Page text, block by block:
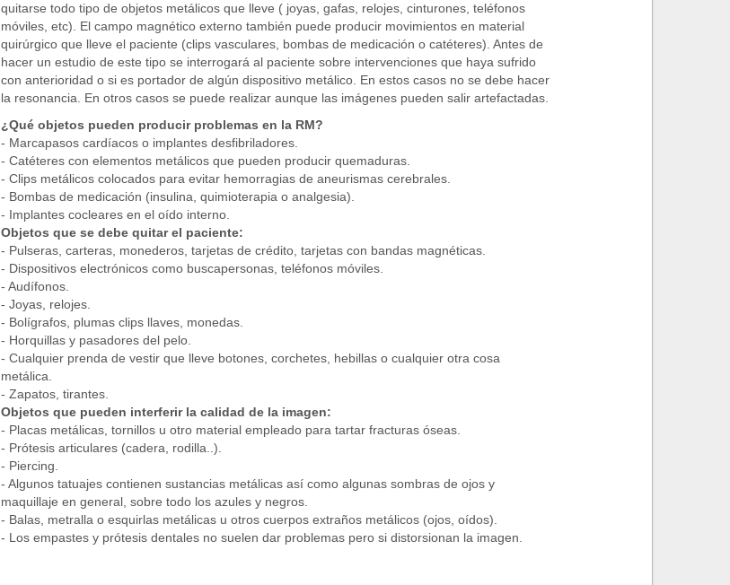
quitarse todo tipo de objetos metálicos que lleve ( joyas, gafas, relojes, cinturones, teléfonos
móviles, etc). El campo magnético externo también puede producir movimientos en material
quirúrgico que lleve el paciente (clips vasculares, bombas de medicación o catéteres). Antes de
hacer un estudio de este tipo se interrogará al paciente sobre intervenciones que haya sufrido
con anterioridad o si es portador de algún dispositivo metálico. En estos casos no se debe hacer
la resonancia. En otros casos se puede realizar aunque las imágenes pueden salir artefactadas.
¿Qué objetos pueden producir problemas en la RM?
- Marcapasos cardíacos o implantes desfibriladores.
- Catéteres con elementos metálicos que pueden producir quemaduras.
- Clips metálicos colocados para evitar hemorragias de aneurismas cerebrales.
- Bombas de medicación (insulina, quimioterapia o analgesia).
- Implantes cocleares en el oído interno.
Objetos que se debe quitar el paciente:
- Pulseras, carteras, monederos, tarjetas de crédito, tarjetas con bandas magnéticas.
- Dispositivos electrónicos como buscapersonas, teléfonos móviles.
- Audífonos.
- Joyas, relojes.
- Bolígrafos, plumas clips llaves, monedas.
- Horquillas y pasadores del pelo.
- Cualquier prenda de vestir que lleve botones, corchetes, hebillas o cualquier otra cosa
metálica.
- Zapatos, tirantes.
Objetos que pueden interferir la calidad de la imagen:
- Placas metálicas, tornillos u otro material empleado para tartar fracturas óseas.
- Prótesis articulares (cadera, rodilla..).
- Piercing.
- Algunos tatuajes contienen sustancias metálicas así como algunas sombras de ojos y
maquillaje en general, sobre todo los azules y negros.
- Balas, metralla o esquirlas metálicas u otros cuerpos extraños metálicos (ojos, oídos).
- Los empastes y prótesis dentales no suelen dar problemas pero si distorsionan la imagen.